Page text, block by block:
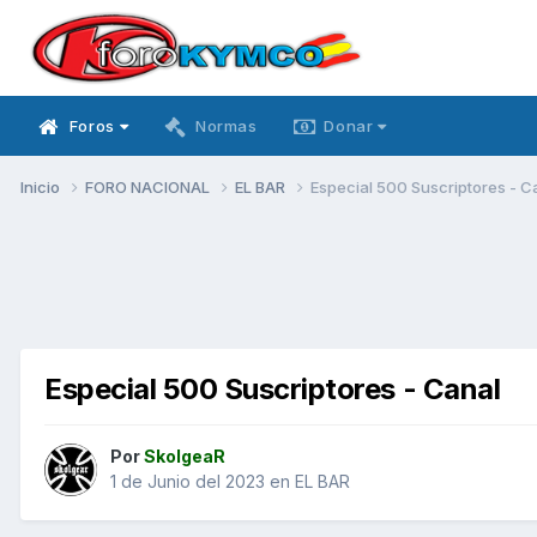
Foros Normas Donar
Inicio FORO NACIONAL EL BAR Especial 500 Suscriptores -
Especial 500 Suscriptores - Canal
PorSkolgeaR
1 de Junio del 2023 en EL BAR